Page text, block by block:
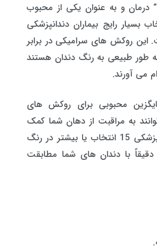
درمان و به عنوان یکی از محبوب
بسیار رایج بیماران دندانپزشکی
این روکش های سرامیکی در برابر
طور طبیعی به رنگ دندان هستند
می آورند.
محبوبی برای روکش های
به مراقبت از دهان شما کمک
کنند. متخصصان دندانپزشکی 15 انتخاب یا بیشتر در رنگ
با دندان های شما مطابقت